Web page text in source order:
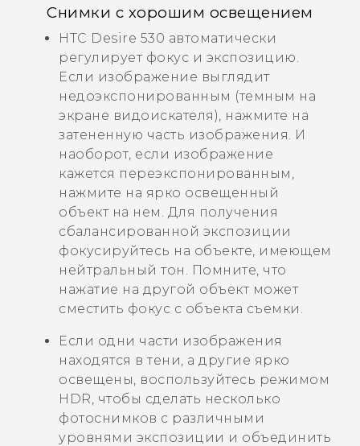
Снимки с хорошим освещением
HTC Desire 530 автоматически
регулирует фокус и экспозицию.
Если изображение выглядит
недоэкспонированным (темным на
экране видоискателя), нажмите на
затененную часть изображения. И
наоборот, если изображение
кажется переэкспонированным,
нажмите на ярко освещенный
объект на нем. Для получения
сбалансированной экспозиции
фокусируйтесь на объекте, имеющем
нейтральный тон. Помните, что
нажатие на другой объект может
сместить фокус с объекта съемки.
Если одни части изображения
находятся в тени, а другие ярко
освещены, воспользуйтесь режимом
HDR, чтобы сделать несколько
фотоснимков с различными
уровнями экспозиции и объединить